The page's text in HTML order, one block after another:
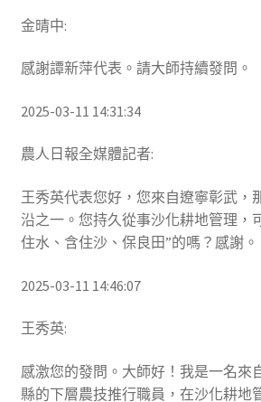
金晴中:
感謝譚新萍代表。請大師持續發問。
2025-03-11 14:31:34
農人日報全媒體記者:
王秀英代表您好，您來自遼寧彰武，
沿之一。您持久從事沙化耕地管理，
住水、含住沙、保良田”的嗎？感謝。
2025-03-11 14:46:07
王秀英:
感激您的發問。大師好！我是一名來
縣的下層農技推行職員，在沙化耕地